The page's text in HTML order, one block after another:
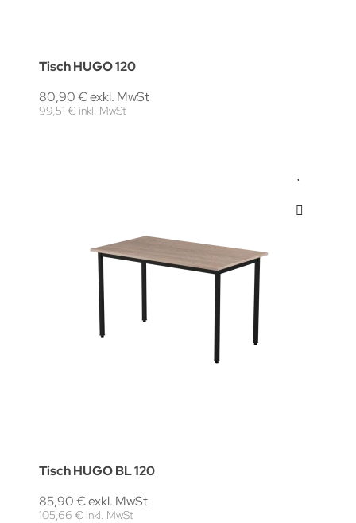
Tisch HUGO 120
80,90 € exkl. MwSt
99,51 € inkl. MwSt
Tisch HUGO BL 120
85,90 € exkl. MwSt
105,66 € inkl. MwSt